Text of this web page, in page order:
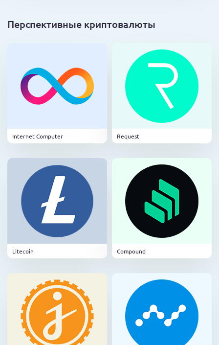
Перспективные криптовалюты
Internet Computer Request
Litecoin Compound